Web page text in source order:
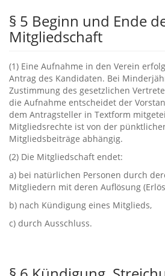
§ ‬5‭ ‬Beginn und Ende
Mitgliedschaft
‭(‬1‭) ‬Eine Aufnahme in den Verein
Antrag des Kandidaten.‭ ‬Bei
Zustimmung des gesetzlichen
die Aufnahme entscheidet der
dem Antragsteller‭ ‬in Textform
Mitgliedsrechte ist von der
Mitgliedsbeiträge abhängig.
‭(‬2‭) ‬Die Mitgliedschaft endet:
a‭) ‬bei natürlichen Personen durch
Mitgliedern mit deren Auflösung‭
b‭) ‬nach Kündigung eines Mitglieds,
c‭) ‬durch Ausschluss.